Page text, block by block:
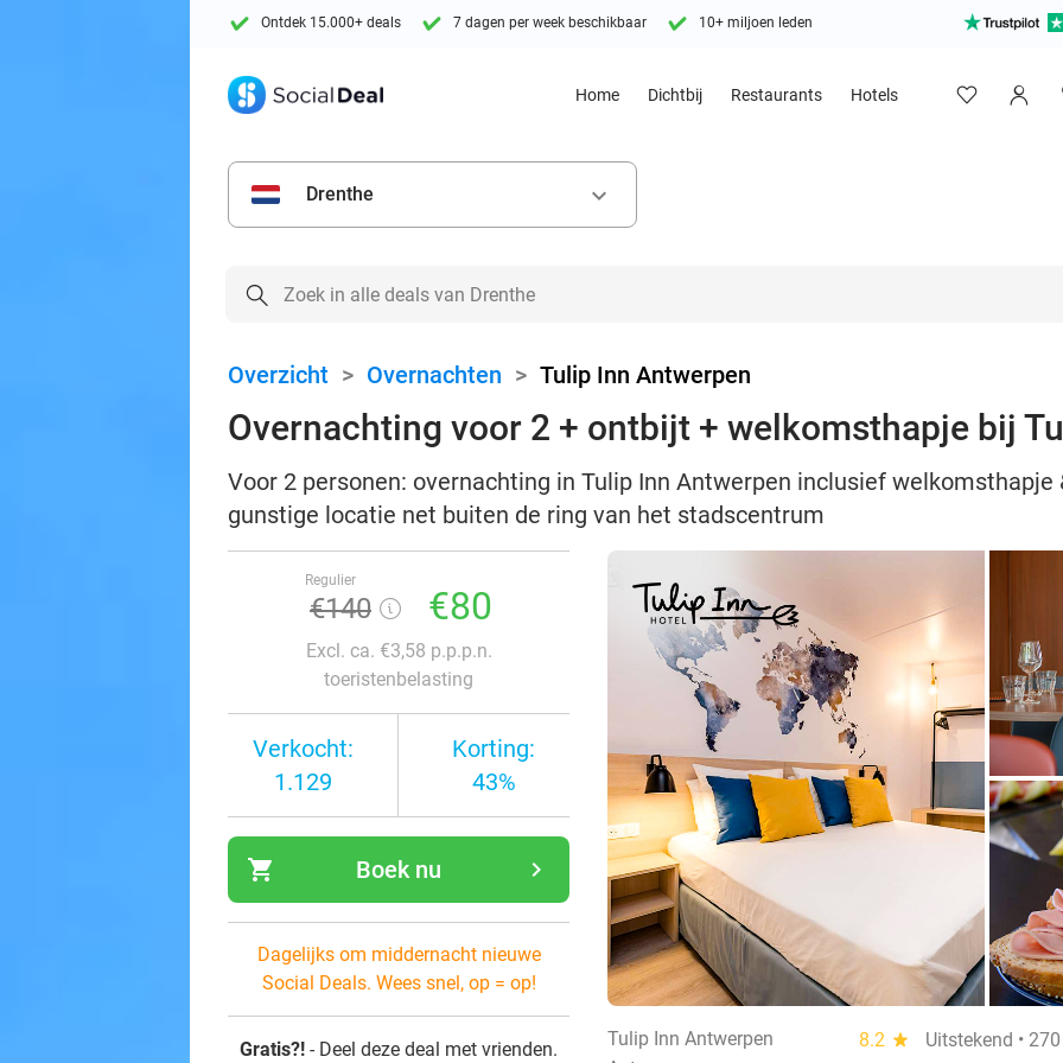
Ontdek 15.000+ deals 7 dagen per week beschikbaar 10+ miljoen leden
Home Dichtbij Restaurants Hotels
Drenthe keyboard_arrow_down
Overzicht > Overnachten > Tulip Inn Antwerpen
Overnachting voor 2 + ontbijt + welkomsthapje bij
Voor 2 personen: overnachting in Tulip Inn Antwerpen inclusief
gunstige locatie net buiten de ring van het stadscentrum
Regulier
€140 €80
Excl. ca. €3,58 p.p.p.n.
toeristenbelasting
Verkocht:
1.129
Korting:
43%
shopping_cart navigate_next
Boek nu
Dagelijks om middernacht nieuwe
Social Deals. Wees snel, op = op!
Gratis?! - Deel deze deal met vrienden.
Tulip Inn Antwerpen 8.2 star
Uitstekend •